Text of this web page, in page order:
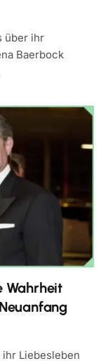
über ihr
Baerbock
Wahrheit
Liebesleben